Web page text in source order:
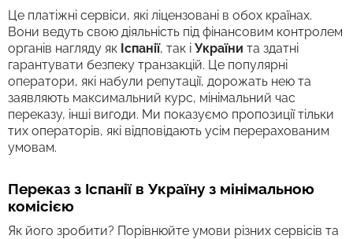
Це платіжні сервіси, які ліцензовані в обох країнах.
Вони ведуть свою діяльність під фінансовим контролем
органів нагляду як Іспанії, так і України та здатні
гарантувати безпеку транзакцій. Це популярні
оператори, які набули репутації, дорожать нею та
заявляють максимальний курс, мінімальний час
переказу, інші вигоди. Ми показуємо пропозиції тільки
тих операторів, які відповідають усім перерахованим
умовам.
Переказ з Іспанії в Україну з мінімальною
комісією
Як його зробити? Порівнюйте умови різних сервісів та